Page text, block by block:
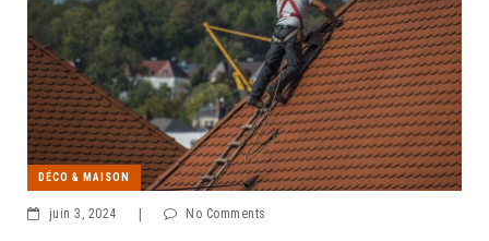
DÉCO & MAISON
juin 3, 2024 No Comments